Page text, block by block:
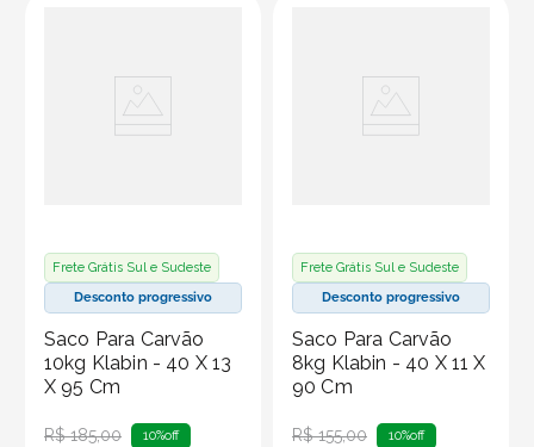
Frete Grátis Sul e Sudeste
Desconto progressivo
Saco Para Carvão
10kg Klabin - 40 X 13
X 95 Cm
R$ 185,00 10%off
Frete Grátis Sul e Sudeste
Desconto progressivo
Saco Para Carvão
8kg Klabin - 40 X 11 X
90 Cm
R$ 155,00 10%off